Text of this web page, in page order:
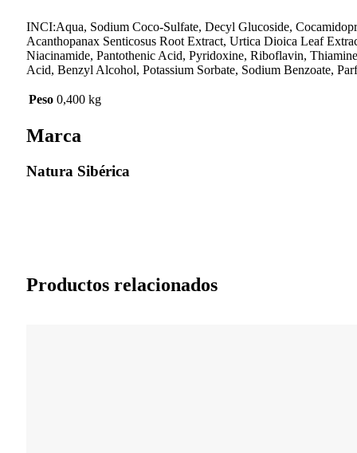
INCI:Aqua, Sodium Coco-Sulfate, Decyl Glucoside,
Acanthopanax Senticosus Root Extract, Urtica Dioica Leaf
Niacinamide, Pantothenic Acid, Pyridoxine, Riboflavin,
Acid, Benzyl Alcohol, Potassium Sorbate, Sodium Benzoate,
Peso 0,400 kg
Marca
Natura Sibérica
Productos relacionados